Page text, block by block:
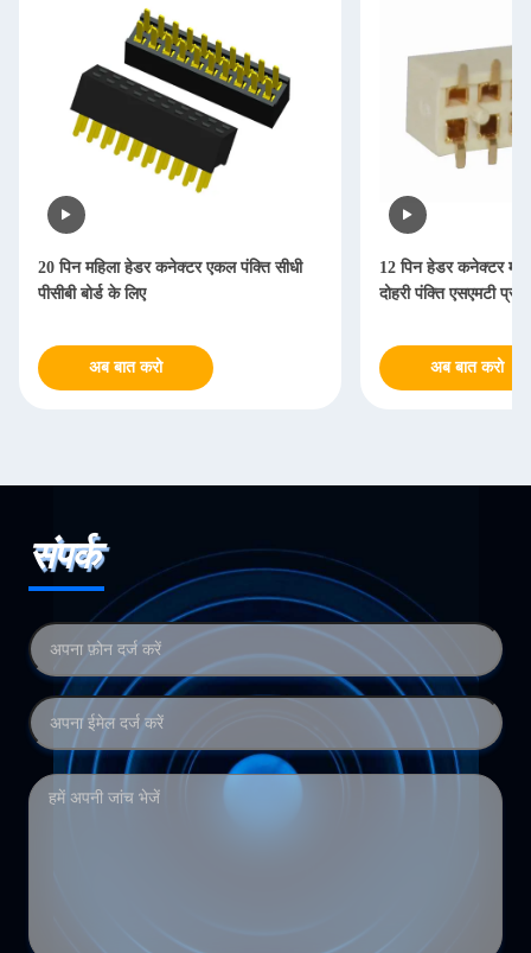
20 पिन महिला हेडर कनेक्टर एकल पंक्ति सीधी
पीसीबी बोर्ड के लिए
अब बात करो
12 पिन हेडर कनेक्टर
दोहरी पंक्ति एसएमटी
अब बात करो
संपर्क